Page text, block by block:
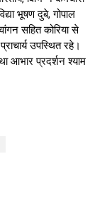
भूषण दुबे, गोपाल
सहित कोरिया से
उपस्थित रहे।
आभार प्रदर्शन श्याम